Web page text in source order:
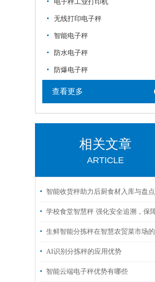
电子秤工业打印机
无线打印电子秤
智能电子秤
防水电子秤
防爆电子秤
查看更多
相关文章
ARTICLE
智能收货秤助力后厨食材入库与盘点
AI识别分拣秤的应用优势
智能云端电子秤优势有哪些